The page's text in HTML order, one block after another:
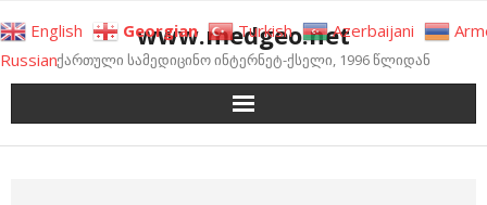
to
content
www.medgeo.net
ქართული სამედიცინო ინტერნეტ-ქსელი, 1996 წლიდან
English Georgian Turkish Azerbaijani
Russian